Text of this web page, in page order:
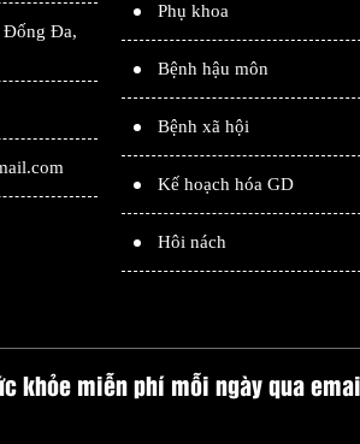
Đống Đa,
Phụ khoa
Bệnh hậu môn
Bệnh xã hội
Kế hoạch hóa GD
Hôi nách
khỏe miễn phí mỗi ngày qua